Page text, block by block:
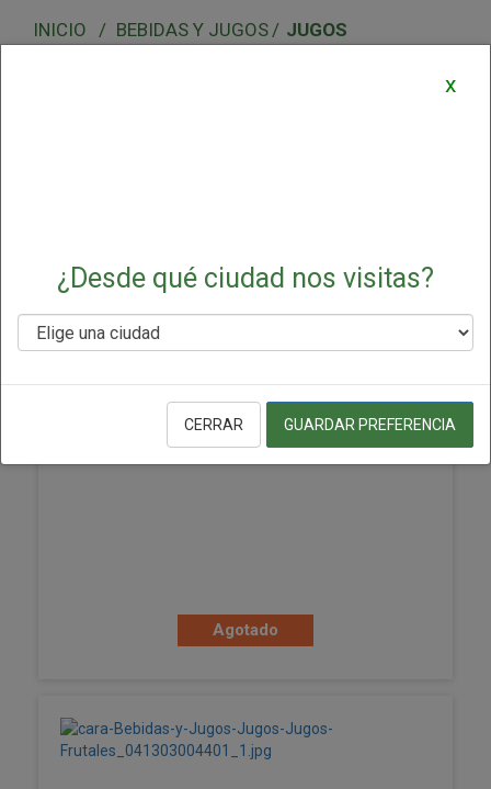
BEBIDAS Y JUGOS JUGOS
Jugo De Uva De 64oz Essential
Everyday
Agotado
x
¿Desde qué ciudad nos visitas?
CERRAR GUARDAR PREFERENCIA